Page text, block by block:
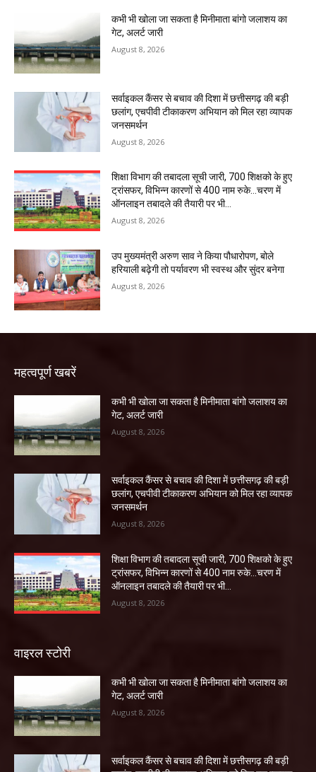
कभी भी खोला जा सकता है मिनीमाता बांगो जलाशय का
गेट, अलर्ट जारी
August 8, 2026
सर्वाइकल कैंसर से बचाव की दिशा में छत्तीसगढ़ की बड़ी
छलांग, एचपीवी टीकाकरण अभियान को मिल रहा व्यापक
जनसमर्थन
August 8, 2026
शिक्षा विभाग की तबादला सूची जारी, 700 शिक्षको के हुए
ट्रांसफर, विभिन्न कारणों से 400 नाम रुके…चरण में
ऑनलाइन तबादले की तैयारी पर भी...
August 8, 2026
उप मुख्यमंत्री अरुण साव ने किया पौधारोपण, बोले
हरियाली बढ़ेगी तो पर्यावरण भी स्वस्थ और सुंदर बनेगा
August 8, 2026
महत्वपूर्ण खबरें
कभी भी खोला जा सकता है मिनीमाता बांगो जलाशय का
गेट, अलर्ट जारी
August 8, 2026
सर्वाइकल कैंसर से बचाव की दिशा में छत्तीसगढ़ की बड़ी
छलांग, एचपीवी टीकाकरण अभियान को मिल रहा व्यापक
जनसमर्थन
August 8, 2026
शिक्षा विभाग की तबादला सूची जारी, 700 शिक्षको के हुए
ट्रांसफर, विभिन्न कारणों से 400 नाम रुके…चरण में
ऑनलाइन तबादले की तैयारी पर भी...
August 8, 2026
वाइरल स्टोरी
कभी भी खोला जा सकता है मिनीमाता बांगो जलाशय का
गेट, अलर्ट जारी
August 8, 2026
सर्वाइकल कैंसर से बचाव की दिशा में छत्तीसगढ़ की बड़ी